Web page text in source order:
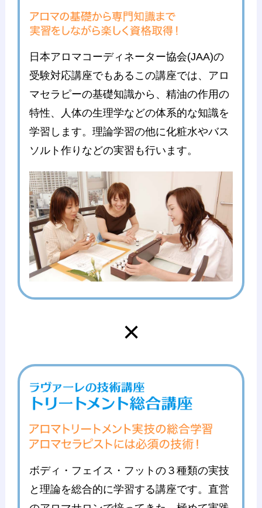
日本アロマコーディネーター協会(JAA)の
受験対応講座でもあるこの講座では、アロ
マセラピーの基礎知識から、精油の作用の
特性、人体の生理学などの体系的な知識を
学習します。理論学習の他に化粧水やバス
ソルト作りなどの実習も行います。
×
ボディ・フェイス・フットの３種類の実技
と理論を総合的に学習する講座です。直営